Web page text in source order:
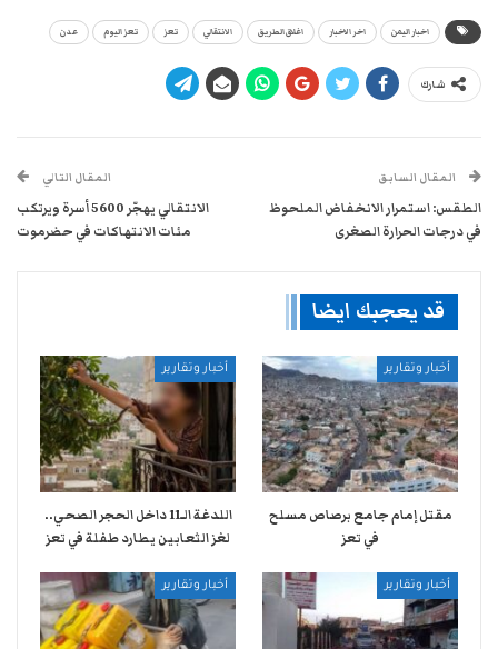
اخبار اليمن اخر الاخبار اغلاق الطريق الانتقالي تعز تعز اليوم عدن
شارك
المقال السابق
الطقس: استمرار الانخفاض الملحوظ
في درجات الحرارة الصغرى
المقال التالي
الانتقالي يهجّر 5600 أسرة ويرتكب
مئات الانتهاكات في حضرموت
قد يعجبك ايضا
أخبار وتقارير
مقتل إمام جامع برصاص مسلح
في تعز
أخبار وتقارير
اللدغة الـ11 داخل الحجر الصحي..
لغز الثعابين يطارد طفلة في تعز
أخبار وتقارير أخبار وتقارير